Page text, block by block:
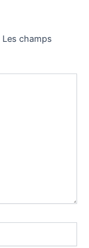
Les champs